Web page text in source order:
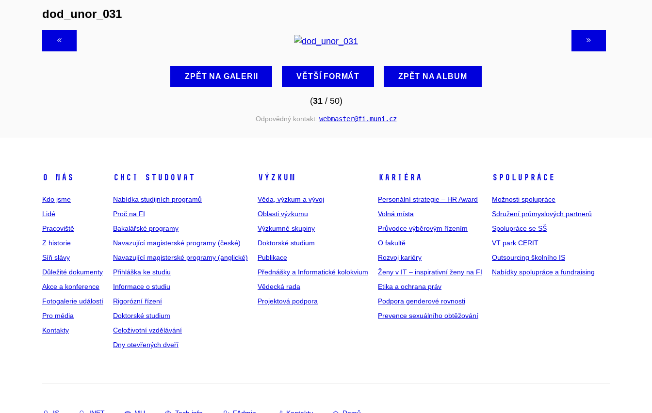
dod_unor_031
ZPĚT NA GALERII VĚTŠÍ FORMÁT ZPĚT NA ALBUM
(31/ 50)
Odpovědný kontakt: webmaster@fi .muni .cz
O NÁS
Kdo jsme
Lidé
Pracoviště
Z historie
Síň slávy
Důležité dokumenty
Akce a konference
Fotogalerie událostí
Pro média
Kontakty
CHCI STUDOVAT
Nabídka studijních programů
Proč na FI
Bakalářské programy
Navazující magisterské programy (české)
Navazující magisterské programy (anglické)
Přihláška ke studiu
Informace o studiu
Rigorózní řízení
Doktorské studium
Celoživotní vzdělávání
Dny otevřených dveří
VÝZKUM
Věda, výzkum a vývoj
Oblasti výzkumu
Výzkumné skupiny
Doktorské studium
Publikace
Přednášky a Informatické kolokvium
Vědecká rada
Projektová podpora
KARIÉRA
Personální strategie – HR Award
Volná místa
Průvodce výběrovým řízením
O fakultě
Rozvoj kariéry
Ženy v IT – inspirativní ženy na FI
Etika a ochrana práv
Podpora genderové rovnosti
Prevence sexuálního obtěžování
SPOLUPRÁCE
Možnosti spolupráce
Sdružení průmyslových partnerů
Spolupráce se SŠ
VT park CERIT
Outsourcing školního IS
Nabídky spolupráce a fundraising